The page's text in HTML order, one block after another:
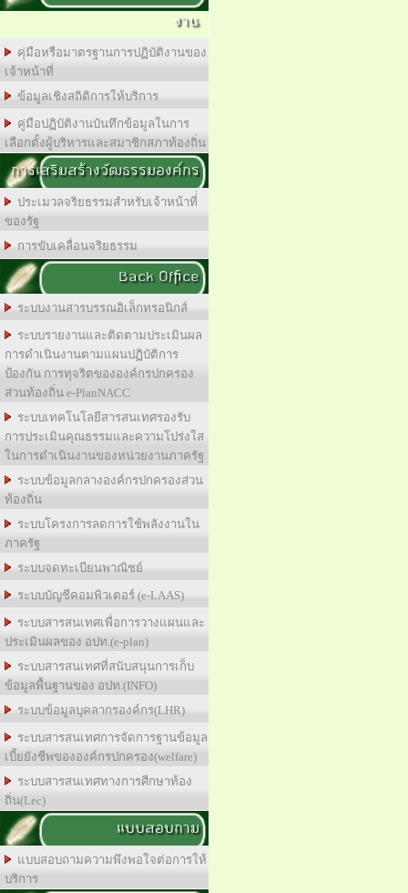
งาน
คุ่มือหรือมาตรฐานการปฏิบัติงานของ
เจ้าหน้าที่
ข้อมูลเชิงสถิติการให้บริการ
คู่มือปฏิบัติงานบันทึกข้อมูลในการ
เลือกตั้งผู้บริหารและสมาชิกสภาท้องถิ่น
การเสริมสร้างวัฒธรรมองค์กร
ประเมวลจริยธรรมสำหรับเจ้าหน้าที่่
ของรัฐ
การขับเคลื่อนจริยธรรม
Back Office
ระบบงานสารบรรณอิเล็กทรอนิกส์
ระบบรายงานและติดตามประเมินผล
การดำเนินงานตามแผนปฏิบัติการ
ป้องกัน การทุจริตขององค์กรปกครอง
ส่วนท้องถิ่น e-PlanNACC
ระบบเทคโนโลยีสารสนเทศรองรับ
การประเมินคุณธรรมและความโปร่งใส
ในการดำเนินงานของหน่วยงานภาครัฐ
ระบบข้อมูลกลางองค์กรปกครองส่วน
ท้องถิ่น
ระบบโครงการลดการใช้พลังงานใน
ภาครัฐ
ระบบจดทะเบียนพาณิชย์
ระบบบัญชีคอมพิวเตอร์ (e-LAAS)
ระบบสารสนเทศเพื่อการวางแผนและ
ประเมินผลของ อปท.(e-plan)
ระบบสารสนเทศที่สนับสนุนการเก็บ
ข้อมูลพื้นฐานของ อปท.(INFO)
ระบบข้อมูลบุคลากรองค์กร(LHR)
ระบบสารสนเทศการจัดการฐานข้อมูล
เบี้ยยังชีพขององค์กรปกครอง(welfare)
ระบบสารสนเทศทางการศีกษาท้อง
ถิ่น(Lec)
แบบสอบถาม
แบบสอบถามความพึงพอใจต่อการให้
บริการ